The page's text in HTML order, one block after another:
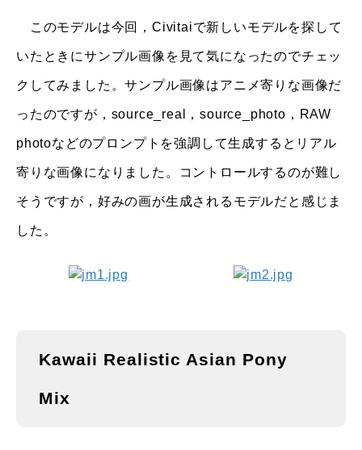
このモデルは今回，Civitaiで新しいモデルを探して
いたときにサンプル画像を見て気になったのでチェッ
クしてみました。サンプル画像はアニメ寄りな画像だ
ったのですが，source_real，source_photo，RAW
photoなどのプロンプトを強調して生成するとリアル
寄りな画像になりました。コントロールするのが難し
そうですが，好みの画が生成されるモデルだと感じま
した。
Kawaii Realistic Asian Pony
Mix